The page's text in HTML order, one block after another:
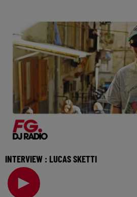
INTERVIEW : LUCAS SKETTI
Il est déjà soutenu par les plus
en passant par Francis Mercier, le DJ